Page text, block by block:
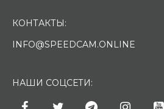
КОНТАКТЫ:
INFO@SPEEDCAM.ONLINE
НАШИ СОЦСЕТИ: